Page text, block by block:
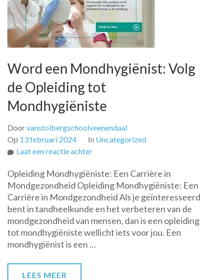
Word een Mondhygiënist: Volg
de Opleiding tot
Mondhygiëniste
Doorvanstolbergschoolveenendaal
Op 13 februari 2024 In Uncategorized
Laat een reactie achterop
een
Mondhygiënist:
Volg
de
Opleiding
tot
Mondhygiëniste
Opleiding Mondhygiëniste: Een Carrière in
Mondgezondheid Opleiding Mondhygiëniste: Een
Carrière in Mondgezondheid Als je geïnteresseerd
bent in tandheelkunde en het verbeteren van de
mondgezondheid van mensen, dan is een opleiding
tot mondhygiëniste wellicht iets voor jou. Een
mondhygiënist is een …
LEES MEER